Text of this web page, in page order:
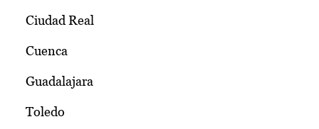
Ciudad Real
Cuenca
Guadalajara
Toledo